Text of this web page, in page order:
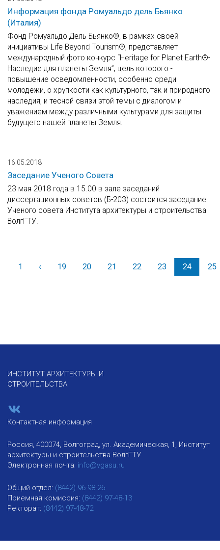
Информация фонда Ромуальдо дель Бьянко
(Италия)
Фонд Ромуальдо Дель Бьянко®, в рамках своей
инициативы Life Beyond Tourism®, представляет
международный фото конкурс “Heritage for Planet Earth®-
Наследие для планеты Земля”, цель которого -
повышение осведомленности, особенно среди
молодежи, о хрупкости как культурного, так и природного
наследия, и тесной связи этой темы с диалогом и
уважением между различными культурами для защиты
будущего нашей планеты Земля.
16.05.2018
Заседание Ученого Совета
23 мая 2018 года в 15.00 в зале заседаний
диссертационных советов (Б-203) состоится заседание
Ученого совета Института архитектуры и строительства
ВолгГТУ.
1 ‹Назад
19 20 21 22 23 24 25
ИНСТИТУТ АРХИТЕКТУРЫ И
СТРОИТЕЛЬСТВА
Контактная информация
Россия, 400074, Волгоград, ул. Академическая, 1, Институт
архитектуры и строительства ВолгГТУ
Электронная почта: info@vgasu.ru
Общий отдел: (8442) 96-98-26
Приемная комиссия: (8442) 97-48-13
Ректорат: (8442) 97-48-72